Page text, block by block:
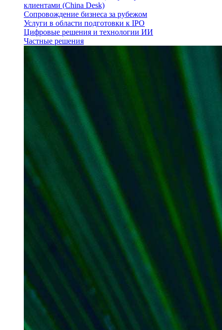
клиентами (China Desk)
Сопровождение бизнеса за рубежом
Услуги в области подготовки к IPO
Цифровые решения и технологии ИИ
Частные решения